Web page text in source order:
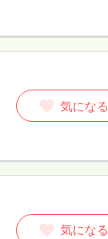
気になる
気になる